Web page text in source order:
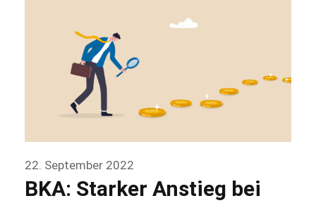
22. September 2022
BKA: Starker Anstieg bei